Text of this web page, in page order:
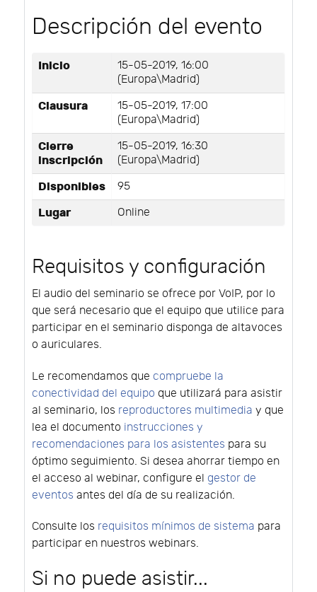
Descripción del evento
Inicio
15-05-2019, 16:00
(Europa\Madrid)
Clausura
15-05-2019, 17:00
(Europa\Madrid)
Cierre
inscripción
15-05-2019, 16:30
(Europa\Madrid)
Disponibles 95
Lugar Online
Requisitos y configuración
El audio del seminario se ofrece por VoIP, por lo
que será necesario que el equipo que utilice para
participar en el seminario disponga de altavoces
o auriculares.
Le recomendamos que compruebe la
conectividad del equipo que utilizará para asistir
al seminario, los reproductores multimedia y que
lea el documento instrucciones y
recomendaciones para los asistentes para su
óptimo seguimiento. Si desea ahorrar tiempo en
el acceso al webinar, configure el gestor de
eventos antes del día de su realización.
Consulte los requisitos mínimos de sistema para
participar en nuestros webinars.
Si no puede asistir...